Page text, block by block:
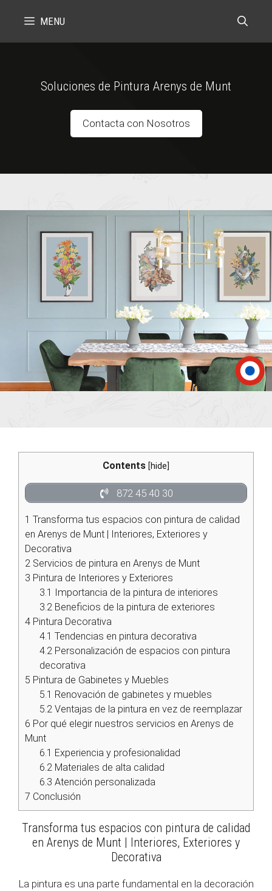
MENU
Soluciones de Pintura Arenys de Munt
Contacta con Nosotros
Contents [hide
872 45 40 30
1 Transforma tus espacios con pintura de calidad
en Arenys de Munt | Interiores, Exteriores y
Decorativa
2 Servicios de pintura en Arenys de Munt
3 Pintura de Interiores y Exteriores
3.1 Importancia de la pintura de interiores
3.2 Beneficios de la pintura de exteriores
4 Pintura Decorativa
4.1 Tendencias en pintura decorativa
4.2 Personalización de espacios con pintura
decorativa
5 Pintura de Gabinetes y Muebles
5.1 Renovación de gabinetes y muebles
5.2 Ventajas de la pintura en vez de reemplazar
6 Por qué elegir nuestros servicios en Arenys de
Munt
6.1 Experiencia y profesionalidad
6.2 Materiales de alta calidad
6.3 Atención personalizada
7 Conclusión
Transforma tus espacios con pintura de calidad
en Arenys de Munt | Interiores, Exteriores y
Decorativa
La pintura es una parte fundamental en la decoración